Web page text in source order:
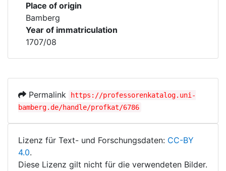
Place of origin
Bamberg
Year of immatriculation
1707/08
Permalink
https://professorenkatalog.uni-
bamberg.de/handle/profkat/6786
Lizenz für Text- und Forschungsdaten: CC-BY
4.0.
Diese Lizenz gilt nicht für die verwendeten Bilder.